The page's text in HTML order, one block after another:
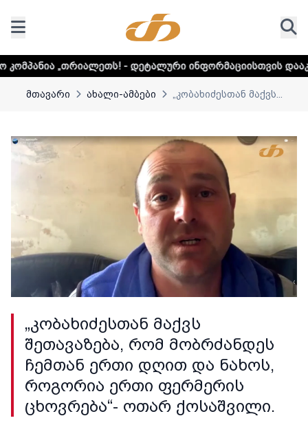
- დეტალური ინფორმაციისთვის დააკლიკეთ ლინკს
მთავარი ახალი-ამბები „კობახიძესთან მაქვს...
„კობახიძესთან მაქვს
შეთავაზება, რომ მობრძანდეს
ჩემთან ერთი დღით და ნახოს,
როგორია ერთი ფერმერის
ცხოვრება“- ოთარ ქოსაშვილი.